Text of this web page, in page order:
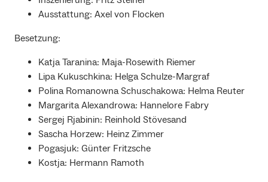
Ausstattung: Axel von Flocken
Besetzung:
Katja Taranina: Maja-Rosewith Riemer
Lipa Kukuschkina: Helga Schulze-Margraf
Polina Romanowna Schuschakowa: Helma Reuter
Margarita Alexandrowa: Hannelore Fabry
Sergej Rjabinin: Reinhold Stövesand
Sascha Horzew: Heinz Zimmer
Pogasjuk: Günter Fritzsche
Kostja: Hermann Ramoth